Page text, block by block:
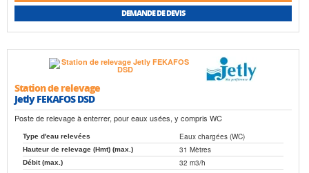
DEMANDE DE DEVIS
Station de relevage
Jetly FEKAFOS DSD
Poste de relevage à enterrer, pour eaux usées, y compris WC
Type d'eau relevées Eaux chargées (WC)
Hauteur de relevage (Hmt) (max.) 31 Mètres
Débit (max.) 32 m3/h